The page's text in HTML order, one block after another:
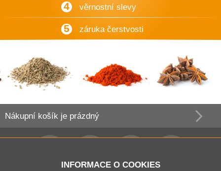
4 věrnostní slevy
5 záruka čerstvosti
Nákupní košík je prázdný
INFORMACE O COOKIES